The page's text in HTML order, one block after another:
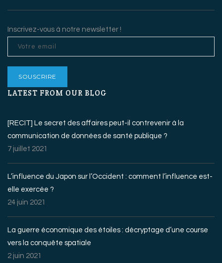
Inscrivez-vous à notre newsletter !
LATEST FROM OUR BLOG
[RECIT] Le secret des affaires peut-il contrevenir à la
communication de données de santé publique ?
7 juillet 2021
L’influence du Japon sur l’Occident : comment l’influence est-
elle exercée ?
24 juin 2021
La guerre économique des étoiles : décryptage d’une course
vers la conquête spatiale
2 juin 2021